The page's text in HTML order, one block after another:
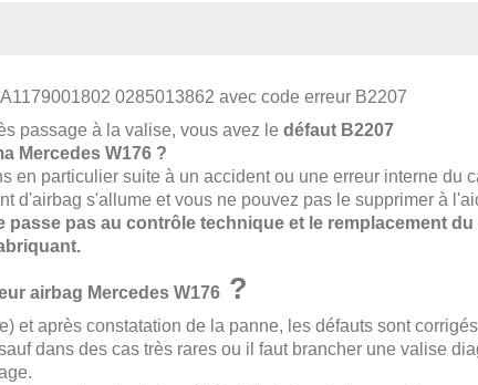
0285013862 avec code erreur B2207
passage à la valise, vous avez le défaut B2207
Mercedes W176 ?
en particulier suite à un accident ou une erreur interne du
d'airbag s'allume et vous ne pouvez pas le supprimer à
pas au contrôle technique et le remplacement
airbag Mercedes W176 ?
et après constatation de la panne, les défauts sont
dans des cas très rares ou il faut brancher une valise